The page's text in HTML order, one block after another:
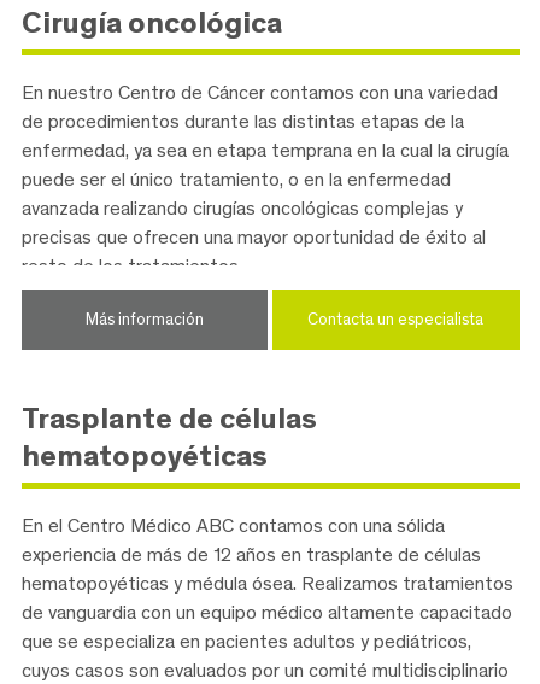
Cirugía oncológica
En nuestro Centro de Cáncer contamos con una variedad
de procedimientos durante las distintas etapas de la
enfermedad, ya sea en etapa temprana en la cual la cirugía
puede ser el único tratamiento, o en la enfermedad
avanzada realizando cirugías oncológicas complejas y
precisas que ofrecen una mayor oportunidad de éxito al
resto de los tratamientos.
Más información Contacta un especialista
Trasplante de células
hematopoyéticas
En el Centro Médico ABC contamos con una sólida
experiencia de más de 12 años en trasplante de células
hematopoyéticas y médula ósea. Realizamos tratamientos
de vanguardia con un equipo médico altamente capacitado
que se especializa en pacientes adultos y pediátricos,
cuyos casos son evaluados por un comité multidisciplinario